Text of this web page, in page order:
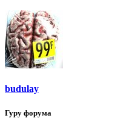
budulay
Гуру форума